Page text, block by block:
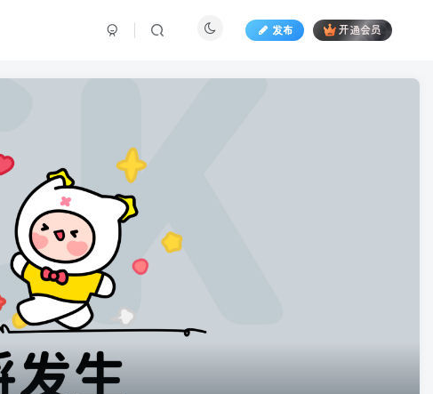
发布 开通会员